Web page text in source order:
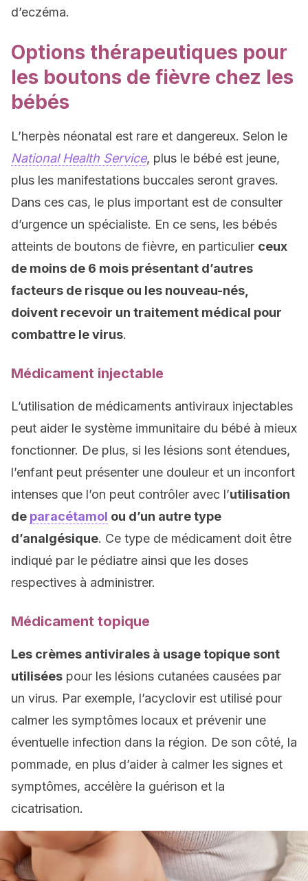
d’eczéma.
Options thérapeutiques pour
les boutons de fièvre chez les
bébés
L’herpès néonatal est rare et dangereux. Selon le
National Health Service, plus le bébé est jeune,
plus les manifestations buccales seront graves.
Dans ces cas, le plus important est de consulter
d’urgence un spécialiste. En ce sens, les bébés
atteints de boutons de fièvre, en particulier ceux
de moins de 6 mois présentant d’autres
facteurs de risque ou les nouveau-nés,
doivent recevoir un traitement médical pour
combattre le virus.
Médicament injectable
L’utilisation de médicaments antiviraux injectables
peut aider le système immunitaire du bébé à mieux
fonctionner. De plus, si les lésions sont étendues,
l’enfant peut présenter une douleur et un inconfort
intenses que l’on peut contrôler avec l’utilisation
de paracétamol ou d’un autre type
d’analgésique. Ce type de médicament doit être
indiqué par le pédiatre ainsi que les doses
respectives à administrer.
Médicament topique
Les crèmes antivirales à usage topique sont
utilisées pour les lésions cutanées causées par
un virus. Par exemple, l’acyclovir est utilisé pour
calmer les symptômes locaux et prévenir une
éventuelle infection dans la région. De son côté, la
pommade, en plus d’aider à calmer les signes et
symptômes, accélère la guérison et la
cicatrisation.